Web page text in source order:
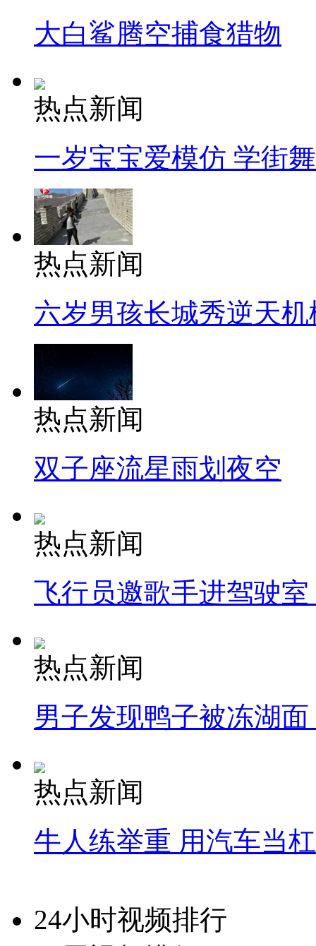
大白鲨腾空捕食猎物
热点新闻
一岁宝宝爱模仿 学街
热点新闻
六岁男孩长城秀逆天机
热点新闻
双子座流星雨划夜空
热点新闻
飞行员邀歌手进驾驶
热点新闻
男子发现鸭子被冻湖
热点新闻
牛人练举重 用汽车当
24小时视频排行